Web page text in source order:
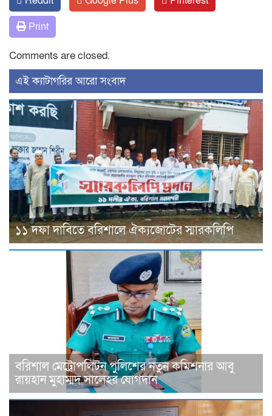
Print
Comments are closed.
‍এই ক্যাটাগরির ‍আরো সংবাদ
১১ দফা দাবিতে বরিশালে ঐক্যজোটের স্মারকলিপি
বরিশাল মেট্রোপলিটন পুলিশের নতুন কমিশনার আবু
রায়হান মুহাম্মদ সালেহর যোগদান